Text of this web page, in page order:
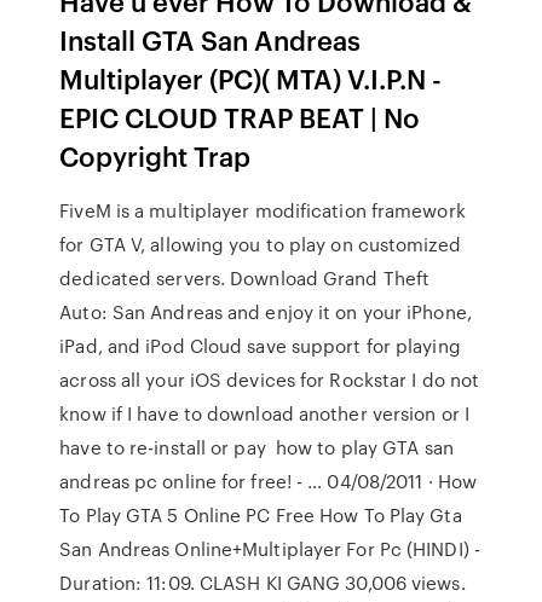
Install GTA San Andreas
Multiplayer (PC)( MTA) V.I.P.N -
EPIC CLOUD TRAP BEAT | No
Copyright Trap
FiveM is a multiplayer modification framework
for GTA V, allowing you to play on customized
dedicated servers. Download Grand Theft
Auto: San Andreas and enjoy it on your iPhone,
iPad, and iPod Cloud save support for playing
across all your iOS devices for Rockstar I do not
know if I have to download another version or I
have to re-install or pay how to play GTA san
andreas pc online for free! - … 04/08/2011 · How
To Play GTA 5 Online PC Free How To Play Gta
San Andreas Online+Multiplayer For Pc (HINDI) -
Duration: 11:09. CLASH KI GANG 30,006 views.